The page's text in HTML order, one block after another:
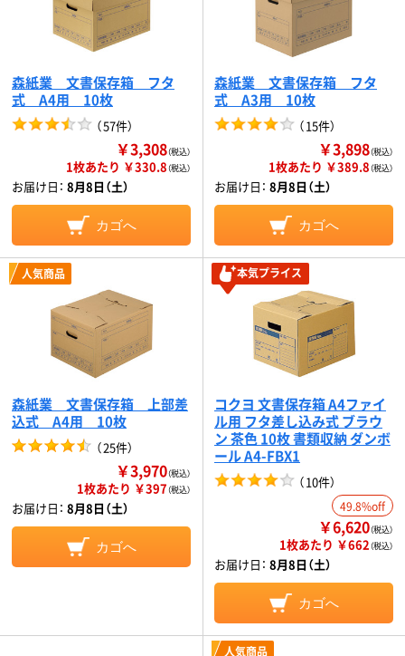
森紙業 文書保存箱 フタ
式 A4用 10枚
（57件）
￥3,308（税込）
1枚あたり ￥330.8（税込）
お届け日： 8月8日（土）
カゴへ
森紙業 文書保存箱 フタ
式 A3用 10枚
（15件）
￥3,898（税込）
1枚あたり ￥389.8（税込）
お届け日： 8月8日（土）
カゴへ
人気商品
森紙業 文書保存箱 上部差
込式 A4用 10枚
（25件）
￥3,970（税込）
1枚あたり ￥397（税込）
お届け日： 8月8日（土）
カゴへ
本気プライス
コクヨ 文書保存箱 A4ファイ
ル用 フタ差し込み式 ブラウ
ン 茶色 10枚 書類収納 ダンボ
ール A4-FBX1
（10件）
49.8%off
￥6,620（税込）
1枚あたり ￥662（税込）
お届け日： 8月8日（土）
カゴへ
人気商品